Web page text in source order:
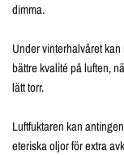
dimma.
Under vinterhalvåret
bättre kvalité på luften,
lätt torr.
Luftfuktaren kan
eteriska oljor för extra